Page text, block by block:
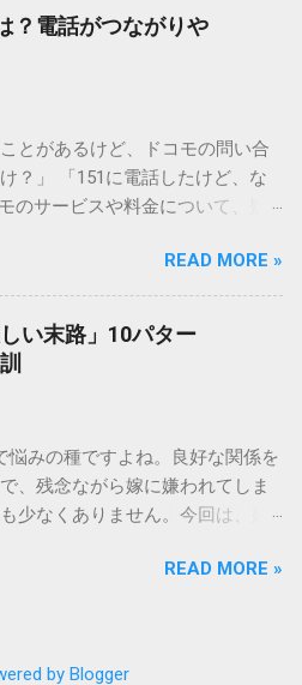
けでなく、ご自宅の排水設備を
常に危険です。この記事では、
方法で処分するための手順と、
徹底解説します。 墨汁を「排水
そして水です。これらは非常に
いるため、下水処理や配管維持
します。 1. 環境への深刻な負荷
粒子を完全に分解・除去するこ
量に流し続けると河川や海まで
へ悪影響を及ぼすリスクがあり
化 墨汁の粘度を保っている「膠
します。特に築年数が経過した
やすく、修理費用が高額になる
3. 頑固なシミと汚れの沈着 陶器
が付着すると、細かい粒子が素
い黒ずみとなります。一度素材
して流さない」ことが絶対ルー
？電話がつながりや
とがあるけど、ドコモの問い合
？」 「151に電話したけど、な
のサービスや料金について、疑
の専用電話番号「151」ですよ
時まで 営業しているの？」「
？」と営業時間がわからず、な
るかもしれません。 この記事で
電話が繋がりやすい時間帯、さ
の対処法をわかりやすく解説し
ーションセンター「151」の受付
まで です。 年中無休で、土日
営業時間 」を気にする際、ま
ね。 この時間内であれば、ドコ
話番号や通話料が異なるので注
READ MORE »
い末路」10パター
悩みの種ですよね。良好な関係を
、残念ながら嫁に嫌われてしま
少なくありません。今回は、嫁
実体験に基づいたエピソードも
んて…」という声も聞かれるの
READ MORE »
by Blogger